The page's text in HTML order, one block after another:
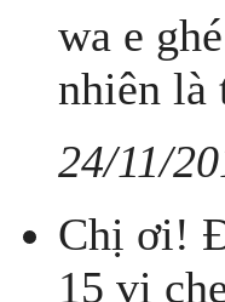
wa e
nhiên là
24/11/
Chị ơi!
15 vị